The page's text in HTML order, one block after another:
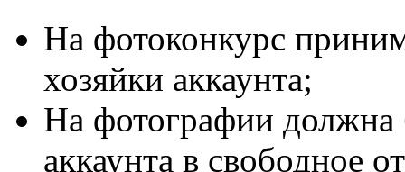
На фотоконкурс
хозяйки аккаунта;
На фотографии должна
аккаунта в свободное